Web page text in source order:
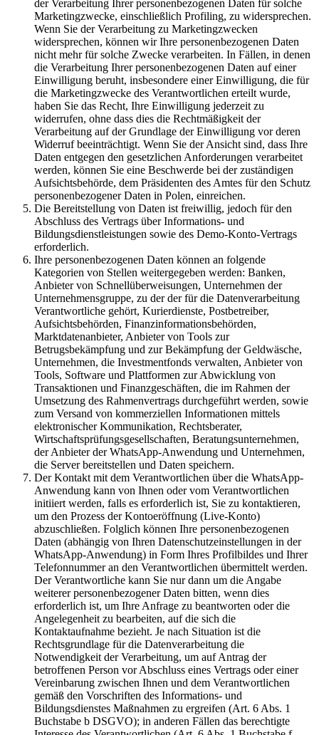
der Verarbeitung Ihrer personenbezogenen Daten für solche
Marketingzwecke, einschließlich Profiling, zu widersprechen.
Wenn Sie der Verarbeitung zu Marketingzwecken
widersprechen, können wir Ihre personenbezogenen Daten
nicht mehr für solche Zwecke verarbeiten. In Fällen, in denen
die Verarbeitung Ihrer personenbezogenen Daten auf einer
Einwilligung beruht, insbesondere einer Einwilligung, die für
die Marketingzwecke des Verantwortlichen erteilt wurde,
haben Sie das Recht, Ihre Einwilligung jederzeit zu
widerrufen, ohne dass dies die Rechtmäßigkeit der
Verarbeitung auf der Grundlage der Einwilligung vor deren
Widerruf beeinträchtigt. Wenn Sie der Ansicht sind, dass Ihre
Daten entgegen den gesetzlichen Anforderungen verarbeitet
werden, können Sie eine Beschwerde bei der zuständigen
Aufsichtsbehörde, dem Präsidenten des Amtes für den Schutz
personenbezogener Daten in Polen, einreichen.
Die Bereitstellung von Daten ist freiwillig, jedoch für den
Abschluss des Vertrags über Informations- und
Bildungsdienstleistungen sowie des Demo-Konto-Vertrags
erforderlich.
Ihre personenbezogenen Daten können an folgende
Kategorien von Stellen weitergegeben werden: Banken,
Anbieter von Schnellüberweisungen, Unternehmen der
Unternehmensgruppe, zu der der für die Datenverarbeitung
Verantwortliche gehört, Kurierdienste, Postbetreiber,
Aufsichtsbehörden, Finanzinformationsbehörden,
Marktdatenanbieter, Anbieter von Tools zur
Betrugsbekämpfung und zur Bekämpfung der Geldwäsche,
Unternehmen, die Investmentfonds verwalten, Anbieter von
Tools, Software und Plattformen zur Abwicklung von
Transaktionen und Finanzgeschäften, die im Rahmen der
Umsetzung des Rahmenvertrags durchgeführt werden, sowie
zum Versand von kommerziellen Informationen mittels
elektronischer Kommunikation, Rechtsberater,
Wirtschaftsprüfungsgesellschaften, Beratungsunternehmen,
der Anbieter der WhatsApp-Anwendung und Unternehmen,
die Server bereitstellen und Daten speichern.
Der Kontakt mit dem Verantwortlichen über die WhatsApp-
Anwendung kann von Ihnen oder vom Verantwortlichen
initiiert werden, falls es erforderlich ist, Sie zu kontaktieren,
um den Prozess der Kontoeröffnung (Live-Konto)
abzuschließen. Folglich können Ihre personenbezogenen
Daten (abhängig von Ihren Datenschutzeinstellungen in der
WhatsApp-Anwendung) in Form Ihres Profilbildes und Ihrer
Telefonnummer an den Verantwortlichen übermittelt werden.
Der Verantwortliche kann Sie nur dann um die Angabe
weiterer personenbezogener Daten bitten, wenn dies
erforderlich ist, um Ihre Anfrage zu beantworten oder die
Angelegenheit zu bearbeiten, auf die sich die
Kontaktaufnahme bezieht. Je nach Situation ist die
Rechtsgrundlage für die Datenverarbeitung die
Notwendigkeit der Verarbeitung, um auf Antrag der
betroffenen Person vor Abschluss eines Vertrags oder einer
Vereinbarung zwischen Ihnen und dem Verantwortlichen
gemäß den Vorschriften des Informations- und
Bildungsdienstes Maßnahmen zu ergreifen (Art. 6 Abs. 1
Buchstabe b DSGVO); in anderen Fällen das berechtigte